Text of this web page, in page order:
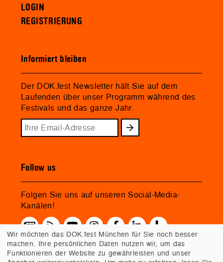
LOGIN
REGISTRIERUNG
Informiert bleiben
Der DOK.fest Newsletter hält Sie auf dem
Laufenden über unser Programm während des
Festivals und das ganze Jahr.
Follow us
Folgen Sie uns auf unseren Social-Media-
Kanälen!
Wir möchten das DOK.fest München für Sie noch besser
machen. Ihre persönlichen Daten nutzen wir, um das
Funktionieren der Website zu gewährleisten und unser